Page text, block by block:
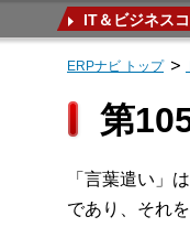
IT＆ビジネス
ERPナビ トップ
第
「言葉遣い」
であり、それ